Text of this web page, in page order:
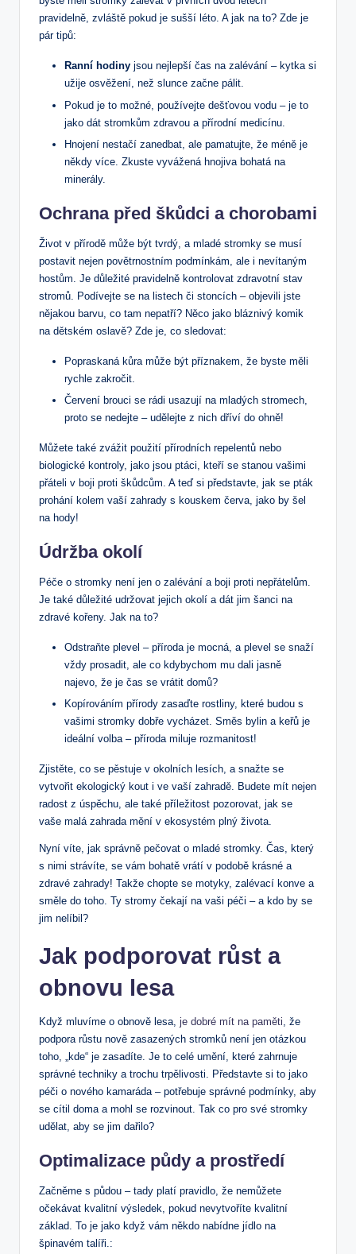
pravidelně, zvláště pokud je sušší léto. A jak na to? Zde je
pár tipů:
Ranní hodiny jsou nejlepší čas na zalévání – kytka si
užije osvěžení, než slunce začne pálit.
Pokud je to možné, používejte dešťovou vodu – je to
jako dát stromkům zdravou a přírodní medicínu.
Hnojení nestačí zanedbat, ale pamatujte, že méně je
někdy více. Zkuste vyvážená hnojiva bohatá na
minerály.
Ochrana před škůdci a chorobami
Život v přírodě může být tvrdý, a mladé stromky se musí
postavit nejen povětrnostním podmínkám, ale i nevítaným
hostům. Je důležité pravidelně kontrolovat zdravotní stav
stromů. Podívejte se na listech či stoncích – objevili jste
nějakou barvu, co tam nepatří? Něco jako bláznivý komik
na dětském oslavě? Zde je, co sledovat:
Popraskaná kůra může být příznakem, že byste měli
rychle zakročit.
Červení brouci se rádi usazují na mladých stromech,
proto se nedejte – udělejte z nich dříví do ohně!
Můžete také zvážit použití přírodních repelentů nebo
biologické kontroly, jako jsou ptáci, kteří se stanou vašimi
přáteli v boji proti škůdcům. A teď si představte, jak se pták
prohání kolem vaší zahrady s kouskem červa, jako by šel
na hody!
Údržba okolí
Péče o stromky není jen o zalévání a boji proti nepřátelům.
Je také důležité udržovat jejich okolí a dát jim šanci na
zdravé kořeny. Jak na to?
Odstraňte plevel – příroda je mocná, a plevel se snaží
vždy prosadit, ale co kdybychom mu dali jasně
najevo, že je čas se vrátit domů?
Kopírováním přírody zasaďte rostliny, které budou s
vašimi stromky dobře vycházet. Směs bylin a keřů je
ideální volba – příroda miluje rozmanitost!
Zjistěte, co se pěstuje v okolních lesích, a snažte se
vytvořit ekologický kout i ve vaší zahradě. Budete mít nejen
radost z úspěchu, ale také příležitost pozorovat, jak se
vaše malá zahrada mění v ekosystém plný života.
Nyní víte, jak správně pečovat o mladé stromky. Čas, který
s nimi strávíte, se vám bohatě vrátí v podobě krásné a
zdravé zahrady! Takže chopte se motyky, zalévací konve a
směle do toho. Ty stromy čekají na vaši péči – a kdo by se
jim nelíbil?
Jak podporovat růst a
obnovu lesa
Když mluvíme o obnově lesa, je dobré mít na paměti , že
podpora růstu nově zasazených stromků není jen otázkou
toho, „kde“ je zasadíte. Je to celé umění, které zahrnuje
správné techniky a trochu trpělivosti. Představte si to jako
péči o nového kamaráda – potřebuje správné podmínky, aby
se cítil doma a mohl se rozvinout. Tak co pro své stromky
udělat, aby se jim dařilo?
Optimalizace půdy a prostředí
Začněme s půdou – tady platí pravidlo, že nemůžete
očekávat kvalitní výsledek, pokud nevytvoříte kvalitní
základ. To je jako když vám někdo nabídne jídlo na
špinavém talíři.: